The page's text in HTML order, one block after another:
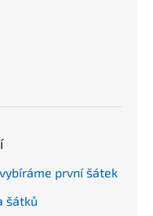
první šátek
šátků